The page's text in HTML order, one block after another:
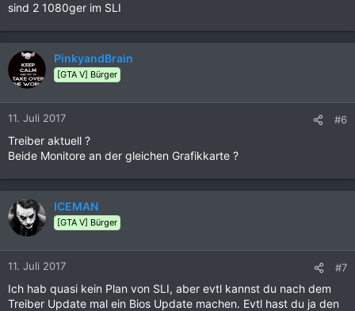
sind 2 1080ger im SLI
PinkyandBrain
[GTA V] Bürger
11. Juli 2017 #6
Treiber aktuell ?
Beide Monitore an der gleichen Grafikkarte ?
ICEMAN
[GTA V] Bürger
11. Juli 2017 #7
Ich hab quasi kein Plan von SLI, aber evtl kannst du nach dem
Treiber Update mal ein Bios Update machen. Evtl hast du ja den